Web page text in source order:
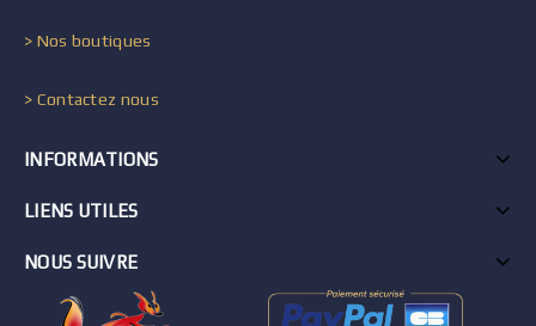
> Nos boutiques
> Contactez nous
INFORMATIONS
LIENS UTILES
NOUS SUIVRE